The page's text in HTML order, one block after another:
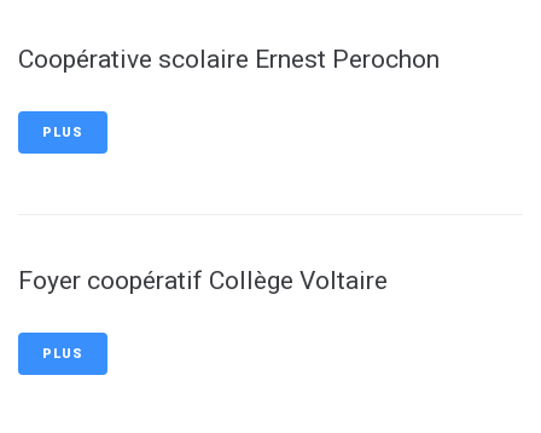
Coopérative scolaire Ernest Perochon
PLUS
Foyer coopératif Collège Voltaire
PLUS